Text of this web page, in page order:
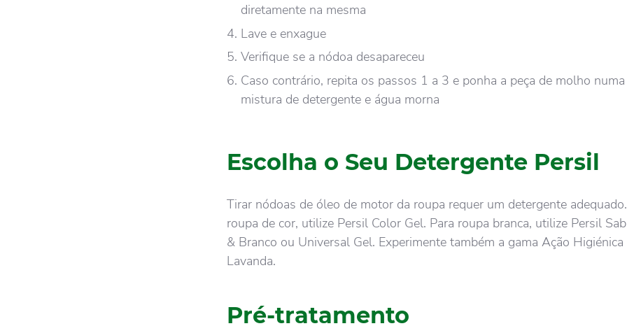
diretamente na mesma
Lave e enxague
Verifique se a nódoa desapareceu
Caso contrário, repita os passos 1 a 3 e ponha a peça de molho numa
mistura de detergente e água morna
Escolha o Seu Detergente Persil
Tirar nódoas de óleo de motor da roupa requer um detergente
roupa de cor, utilize Persil Color Gel. Para roupa branca, utilize Persil
& Branco ou Universal Gel. Experimente também a gama Ação Higiénica
Lavanda.
Pré-tratamento